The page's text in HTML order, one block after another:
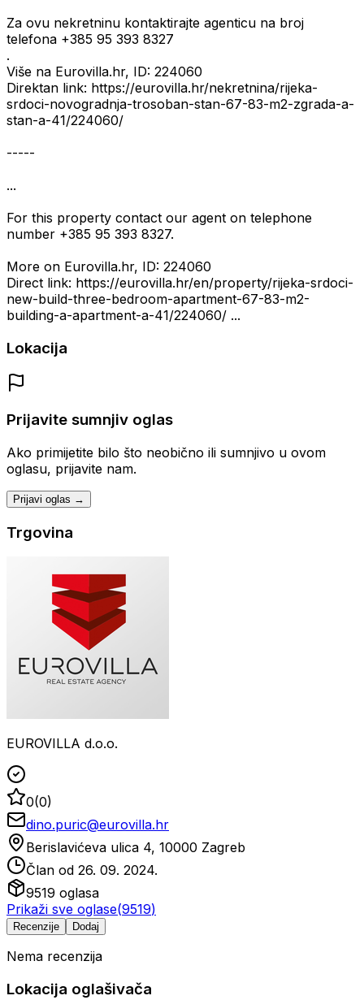
Za ovu nekretninu kontaktirajte agenticu na broj
telefona +385 95 393 8327
.
Više na Eurovilla.hr, ID: 224060
Direktan link: https://eurovilla.hr/nekretnina/rijeka-
srdoci-novogradnja-trosoban-stan-67-83-m2-zgrada-a-
stan-a-41/224060/
-----
...
For this property contact our agent on telephone
number +385 95 393 8327.
More on Eurovilla.hr, ID: 224060
Direct link: https://eurovilla.hr/en/property/rijeka-srdoci-
new-build-three-bedroom-apartment-67-83-m2-
building-a-apartment-a-41/224060/ ...
Lokacija
Prijavite sumnjiv oglas
Ako primijetite bilo što neobično ili sumnjivo u ovom
oglasu, prijavite nam.
Prijavi oglas →
Trgovina
EUROVILLA d.o.o.
0(0)
dino.puric@eurovilla.hr
Berislavićeva ulica 4, 10000 Zagreb
Član od 26. 09. 2024.
9519 oglasa
Prikaži sve oglase(9519)
Recenzije Dodaj
Nema recenzija
Lokacija oglašivača